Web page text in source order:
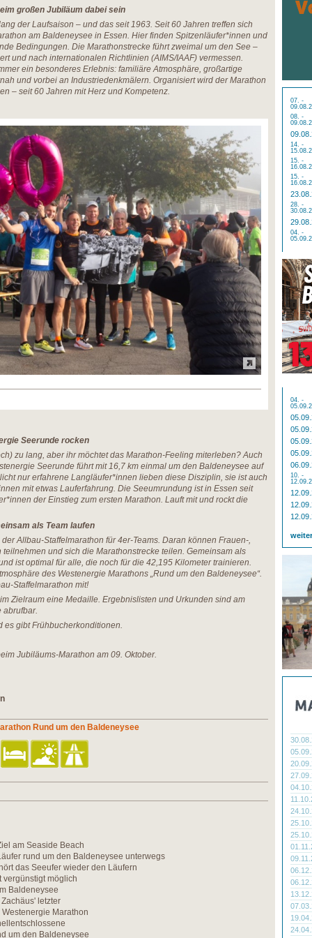
großen Jubiläum dabei sein
der Laufsaison – und das seit 1963. Seit 60 Jahren treffen sich
am Baldeneysee in Essen. Hier finden Spitzenläufer*innen und
Bedingungen. Die Marathonstrecke führt zweimal um den See –
und nach internationalen Richtlinien (AIMS/IAAF) vermessen.
ein besonderes Erlebnis: familiäre Atmosphäre, großartige
und vorbei an Industriedenkmälern. Organisiert wird der Marathon
– seit 60 Jahren mit Herz und Kompetenz.
Seerunde rocken
zu lang, aber ihr möchtet das Marathon-Feeling miterleben? Auch
Seerunde führt mit 16,7 km einmal um den Baldeneysee auf
nur erfahrene Langläufer*innen lieben diese Disziplin, sie ist auch
mit etwas Lauferfahrung. Die Seeumrundung ist in Essen seit
der Einstieg zum ersten Marathon. Lauft mit und rockt die
als Team laufen
Allbau-Staffelmarathon für 4er-Teams. Daran können Frauen-,
und sich die Marathonstrecke teilen. Gemeinsam als
ist optimal für alle, die noch für die 42,195 Kilometer trainieren.
des Westenergie Marathons „Rund um den Baldeneysee“.
Staffelmarathon mit!
Zielraum eine Medaille. Ergebnislisten und Urkunden sind am
abrufbar.
es gibt Frühbucherkonditionen.
Jubiläums-Marathon am 09. Oktober.
Rund um den Baldeneysee
am Seaside Beach
rund um den Baldeneysee unterwegs
das Seeufer wieder den Läufern
vergünstigt möglich
Baldeneysee
letzter
Marathon
um den Baldeneysee
07. -
08. -
14. -
15. -
15. -
28. -
04. -
04. -
10. -